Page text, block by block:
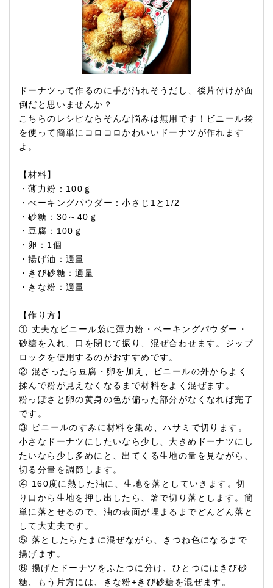
ドーナツって作るのに手が汚れそうだし、後片付けが面
倒だと思いませんか？
こちらのレシピならそんな悩みは無用です！ビニール袋
を使って簡単にコロコロかわいいドーナツが作れます
よ。
【材料】
・薄力粉：100ｇ
・べーキングパウダー：小さじ1と1/2
・砂糖：30～40ｇ
・豆腐：100ｇ
・卵：1個
・揚げ油：適量
・きび砂糖：適量
・きな粉：適量
【作り方】
① 丈夫なビニール袋に薄力粉・ベーキングパウダー・
砂糖を入れ、口を閉じて振り、混ぜ合わせます。ジップ
ロックを使用するのがおすすめです。
② 混ざったら豆腐・卵を加え、ビニールの外からよく
揉んで粉が見えなくなるまで材料をよく混ぜます。
粉っぽさと卵の黄身の色が偏った部分がなくなれば完了
です。
③ ビニールのすみに材料を集め、ハサミで切ります。
小さなドーナツにしたいなら少し、大きめドーナツにし
たいなら少し多めにと、出てくる生地の量を見ながら、
切る分量を調節します。
④ 160度に熱した油に、生地を落としていきます。切
り口から生地を押し出したら、箸で切り落とします。簡
単に落とせるので、油の表面が埋まるまでどんどん落と
して大丈夫です。
⑤ 落としたらたまに混ぜながら、きつね色になるまで
揚げます。
⑥ 揚げたドーナツをふたつに分け、ひとつにはきび砂
糖、もう片方には、きな粉+きび砂糖を混ぜます。